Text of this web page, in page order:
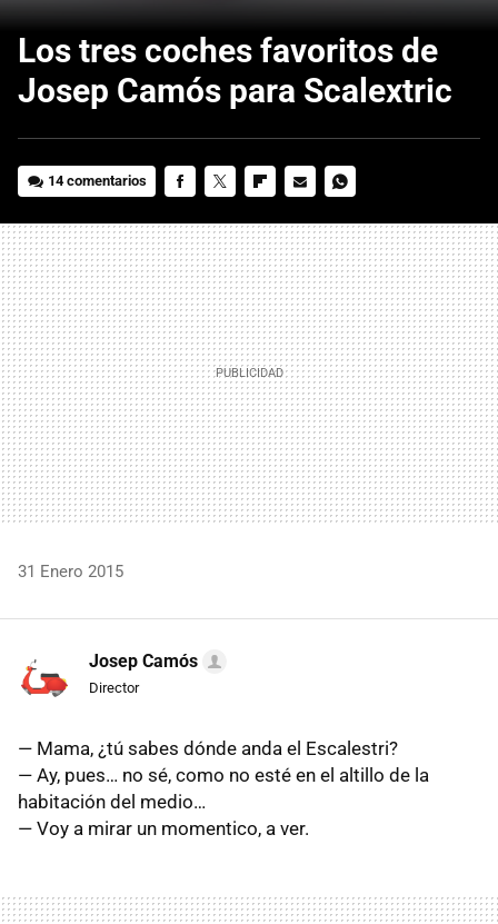
Los tres coches favoritos de
Josep Camós para Scalextric
14 comentarios
MAIL
31 Enero 2015
Josep Camós
Director
— Mama, ¿tú sabes dónde anda el Escalestri?
— Ay, pues… no sé, como no esté en el altillo de la
habitación del medio…
— Voy a mirar un momentico, a ver.